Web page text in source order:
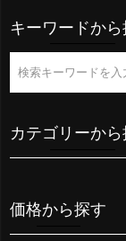
キーワードから
カテゴリーから
価格から探す